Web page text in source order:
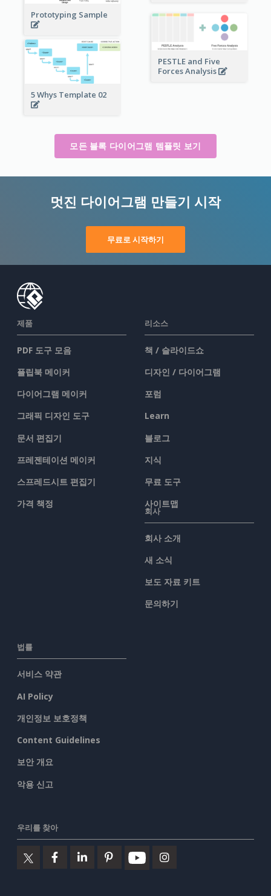
Prototyping Sample
PESTLE and Five
Forces Analysis
5 Whys Template 02
모든 블록 다이어그램 템플릿 보기
멋진 다이어그램 만들기 시작
무료로 시작하기
제품
PDF 도구 모음
플립북 메이커
다이어그램 메이커
그래픽 디자인 도구
문서 편집기
프레젠테이션 메이커
스프레드시트 편집기
가격 책정
리소스
책 / 슬라이드쇼
디자인 / 다이어그램
포럼
Learn
블로그
지식
무료 도구
사이트맵
회사
회사 소개
새 소식
보도 자료 키트
문의하기
법률
서비스 약관
AI Policy
개인정보 보호정책
Content Guidelines
보안 개요
악용 신고
우리를 찾아